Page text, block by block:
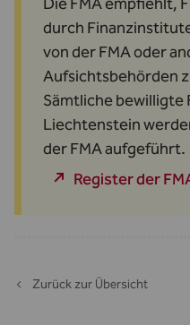
durch
von der FMA oder
Aufsichtsbehörden
Sämtliche bewilligte
Liechtenstein
der FMA aufgeführt.
Register der
Zurück zur Übersicht